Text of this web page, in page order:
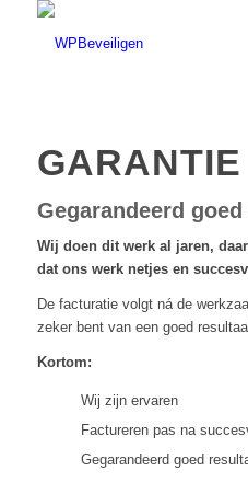
GARANTIE
Gegarandeerd
Wij doen dit werk al jaren,
dat ons werk netjes en
De facturatie volgt ná de
zeker bent van een goed
Kortom:
Wij zijn ervaren
Factureren pas na
Gegarandeerd goed